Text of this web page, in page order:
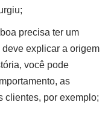
precisa ter um
explicar a origem
você pode
as
clientes, por exemplo;